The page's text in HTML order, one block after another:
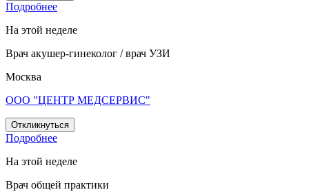
Подробнее
На этой неделе
Врач акушер-гинеколог / врач УЗИ
Москва
ООО "ЦЕНТР МЕДСЕРВИС"
Откликнуться
Подробнее
На этой неделе
Врач общей практики